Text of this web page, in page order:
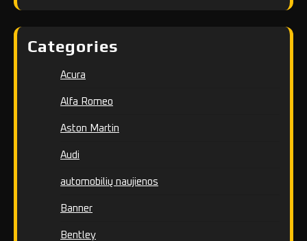
Categories
Acura
Alfa Romeo
Aston Martin
Audi
automobilių naujienos
Banner
Bentley